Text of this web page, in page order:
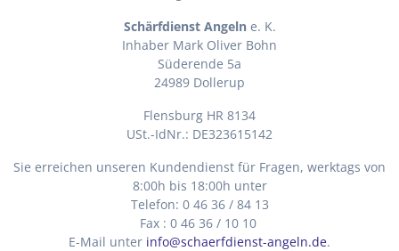
Schärfdienst Angeln e. K.
Inhaber Mark Oliver Bohn
Süderende 5a
24989 Dollerup
Flensburg HR 8134
USt.-IdNr.: DE323615142
Sie erreichen unseren Kundendienst für Fragen, werktags von
8:00h bis 18:00h unter
Telefon: 0 46 36 / 84 13
Fax : 0 46 36 / 10 10
E-Mail unter info@schaerfdienst-angeln.de.